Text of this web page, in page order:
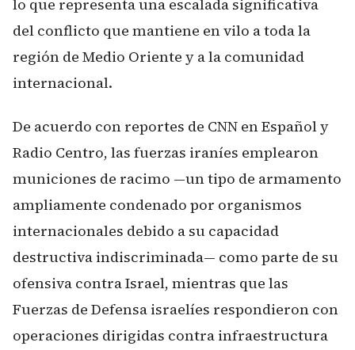
lo que representa una escalada significativa
del conflicto que mantiene en vilo a toda la
región de Medio Oriente y a la comunidad
internacional.
De acuerdo con reportes de CNN en Español y
Radio Centro, las fuerzas iraníes emplearon
municiones de racimo —un tipo de armamento
ampliamente condenado por organismos
internacionales debido a su capacidad
destructiva indiscriminada— como parte de su
ofensiva contra Israel, mientras que las
Fuerzas de Defensa israelíes respondieron con
operaciones dirigidas contra infraestructura